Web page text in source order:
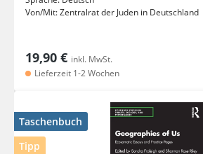
Von/Mit:Zentralrat der Juden in Deutschland
19,90 € inkl. MwSt.
Lieferzeit 1-2 Wochen
Taschenbuch
Tipp